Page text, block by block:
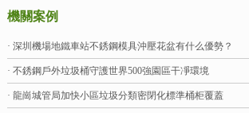
機關案例
· 深圳機場地鐵車站不銹鋼模具沖壓花盆有什么優勢？
· 不銹鋼戶外垃圾桶守護世界500強園區干凈環境
· 龍崗城管局加快小區垃圾分類密閉化標準桶柜覆蓋